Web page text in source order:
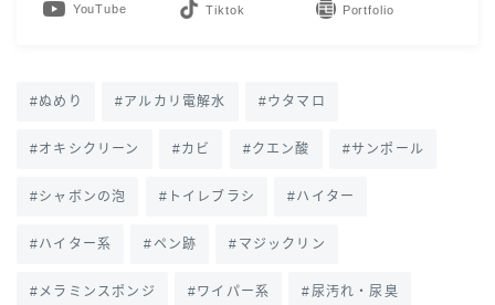
YouTube LINE Contact
ぬめり アルカリ電解水 ウタマロ
オキシクリーン カビ クエン酸 サンポール
シャボンの泡 トイレブラシ ハイター
ハイター系 ペン跡 マジックリン
メラミンスポンジ ワイパー系 尿汚れ・尿臭